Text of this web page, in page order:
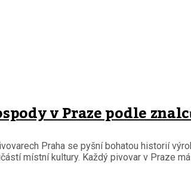
v Praze podle
Praha se pyšní bohatou historií
místní kultury. Každý pivovar v Praze